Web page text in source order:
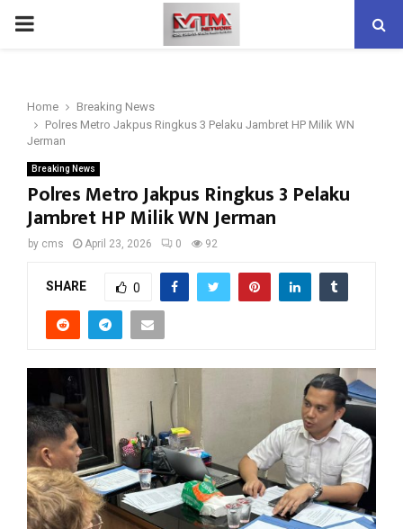
PRIMARY
Home
Breaking News
Polres Metro Jakpus Ringkus 3 Pelaku Jambret HP Milik WN
Jerman
Breaking News
Polres Metro Jakpus Ringkus 3 Pelaku
Jambret HP Milik WN Jerman
by cms April 23, 2026 0 92
SHARE 0